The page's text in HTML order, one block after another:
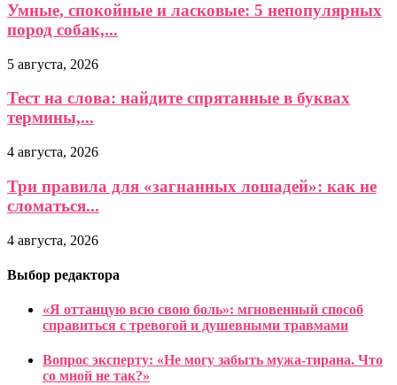
Умные, спокойные и ласковые: 5 непопулярных
пород собак,...
5 августа, 2026
Тест на слова: найдите спрятанные в буквах
термины,...
4 августа, 2026
Три правила для «загнанных лошадей»: как не
сломаться...
4 августа, 2026
Выбор редактора
«Я оттанцую всю свою боль»: мгновенный способ
справиться с тревогой и душевными травмами
Вопрос эксперту: «Не могу забыть мужа-тирана. Что
со мной не так?»